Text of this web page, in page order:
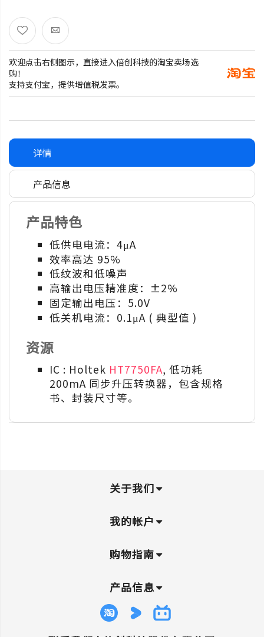
欢迎点击右侧图示，直接进入倍创科技的淘宝卖场选
购！
支持支付宝，提供增值税发票。
详情
产品信息
产品特色
低供电电流：4μA
效率高达 95%
低纹波和低噪声
高输出电压精准度：±2%
固定输出电压：5.0V
低关机电流：0.1μA ( 典型值 )
资源
IC : Holtek HT7750FA, 低功耗
200mA 同步升压转换器，包含规格
书、封装尺寸等。
关于我们
我的帐户
购物指南
产品信息